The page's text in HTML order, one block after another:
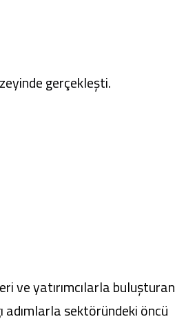
gerçekleşti.
ve yatırımcılarla buluşturan
adımlarla sektöründeki öncü